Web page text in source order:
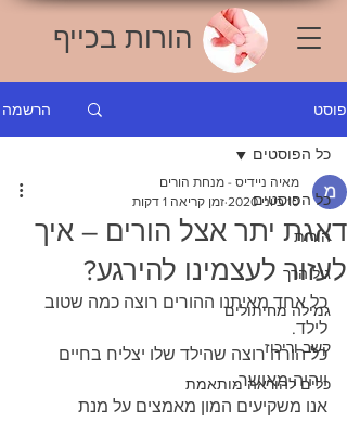
הורות בכייף
פוסט הרשמה
כל הפוסטים
הורות
גיל הרך
גמילה מחיתולים
קשב וריכוז
כלים להוראה מותאמת
כל הפוסטים
דאגת יתר אצל הורים – איך
לעזור לעצמינו להירגע?
מאיה ניידיס - מנחת הורים
10 ביוני 2020
זמן קריאה 1 דקות
כל אחד מאיתנו ההורים רוצה כמה שטוב
לילד.
כל הורה רוצה שהילד שלו יצליח בחיים
ויהיה מאושר.
אנו משקיעים המון מאמצים על מנת